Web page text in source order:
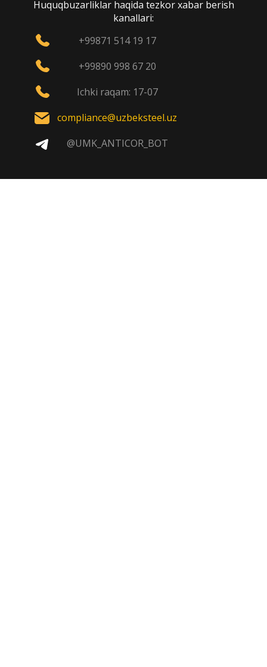
Huquqbuzarliklar haqida tezkor xabar berish
kanallari:
+99871 514 19 17
+99890 998 67 20
Ichki raqam: 17-07
compliance@uzbeksteel.uz
@UMK_ANTICOR_BOT